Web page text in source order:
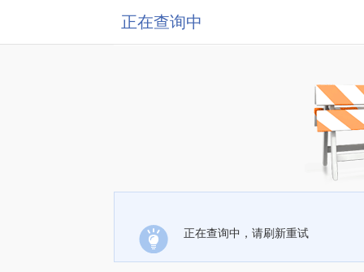
正在查询中
正在查询中，请刷新重试